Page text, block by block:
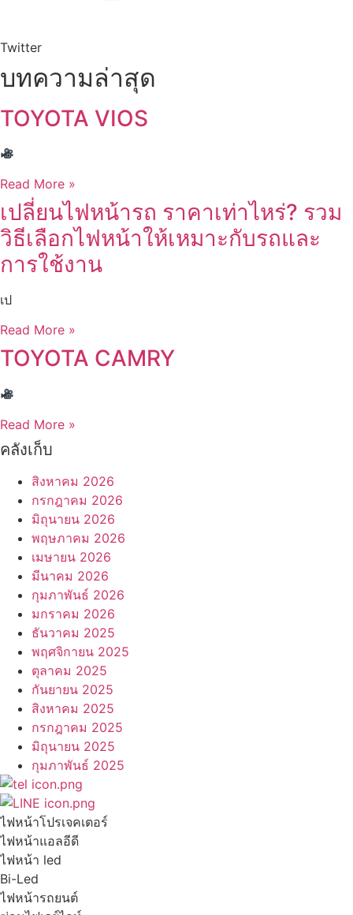
Twitter
บทความล่าสุด
TOYOTA VIOS
Read More »
เปลี่ยนไฟหน้ารถ ราคาเท่าไหร่? รวม
วิธีเลือกไฟหน้าให้เหมาะกับรถและ
การใช้งาน
เป
Read More »
TOYOTA CAMRY
Read More »
คลังเก็บ
สิงหาคม 2026
กรกฎาคม 2026
มิถุนายน 2026
พฤษภาคม 2026
เมษายน 2026
มีนาคม 2026
กุมภาพันธ์ 2026
มกราคม 2026
ธันวาคม 2025
พฤศจิกายน 2025
ตุลาคม 2025
กันยายน 2025
สิงหาคม 2025
กรกฎาคม 2025
มิถุนายน 2025
กุมภาพันธ์ 2025
ไฟหน้าโปรเจคเตอร์
ไฟหน้าแอลอีดี
ไฟหน้า led
Bi-Led
ไฟหน้ารถยนต์